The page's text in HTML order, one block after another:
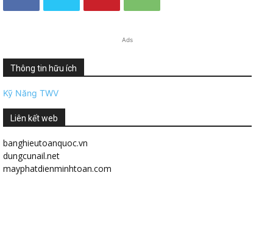
Ads
Thông tin hữu ích
Kỹ Năng TWV
Liên kết web
banghieutoanquoc.vn
dungcunail.net
mayphatdienminhtoan.com